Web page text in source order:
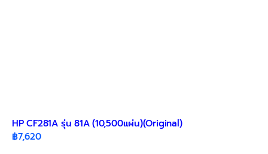
HP CF281A รุ่น 81A (10,500แผ่น)(Original)
฿7,620